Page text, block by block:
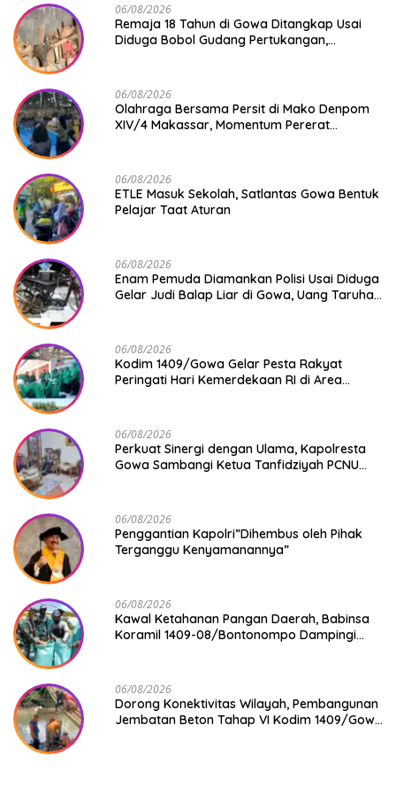
06/08/2026
Remaja 18 Tahun di Gowa Ditangkap Usai
Diduga Bobol Gudang Pertukangan,
06/08/2026
Olahraga Bersama Persit di Mako Denpom
XIV/4 Makassar, Momentum Pererat
06/08/2026
ETLE Masuk Sekolah, Satlantas Gowa Bentuk
Pelajar Taat Aturan
06/08/2026
Enam Pemuda Diamankan Polisi Usai Diduga
Gelar Judi Balap Liar di Gowa, Uang Taruhan
06/08/2026
Kodim 1409/Gowa Gelar Pesta Rakyat
Peringati Hari Kemerdekaan RI di Area
06/08/2026
Perkuat Sinergi dengan Ulama, Kapolresta
Gowa Sambangi Ketua Tanfidziyah PCNU
06/08/2026
Penggantian Kapolri”Dihembus oleh Pihak
Terganggu Kenyamanannya”
06/08/2026
Kawal Ketahanan Pangan Daerah, Babinsa
Koramil 1409-08/Bontonompo Dampingi
06/08/2026
Dorong Konektivitas Wilayah, Pembangunan
Jembatan Beton Tahap VI Kodim 1409/Gowa